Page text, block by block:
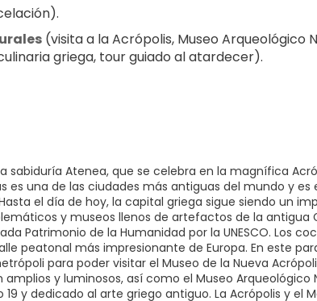
(visita a la Acrópolis, Museo Arqueológico
griega, tour guiado al atardecer).
sabiduría Atenea, que se celebra en la magnífica
es una de las ciudades más antiguas del mundo y
el día de hoy, la capital griega sigue siendo un
y museos llenos de artefactos de la antigua
Patrimonio de la Humanidad por la UNESCO. Los
peatonal más impresionante de Europa. En este
para poder visitar el Museo de la Nueva
y luminosos, así como el Museo
y dedicado al arte griego antiguo. La Acrópolis y el